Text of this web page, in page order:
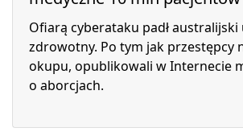
Ofiarą cyberataku padł australijski
zdrowotny. Po tym jak przestępcy
okupu, opublikowali w Internecie
o aborcjach.